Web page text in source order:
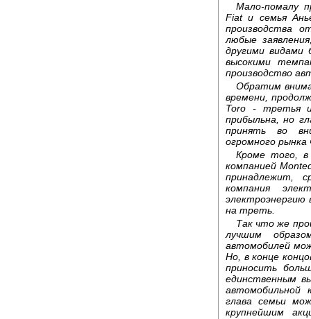
Мало-помалу
Fiat и семья
производства
любые
другими видами
высокими
производство
Обратим
времени,
Toro - третья
прибыльна, но
принять во
огромного
Кроме того, в
компанией
принадлежит,
компания
на треть.
Так что же
лучшим
автомобилей
Но, в конце
приносить
единственным
автомобильной
глава семьи
крупнейшим